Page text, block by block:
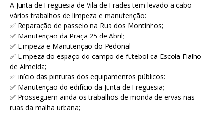
A Junta de Freguesia de Vila de Frades tem levado a cabo
vários trabalhos de limpeza e manutenção:
✅ Reparação de passeio na Rua dos Montinhos;
✅ Manutenção da Praça 25 de Abril;
✅ Limpeza e Manutenção do Pedonal;
✅ Limpeza do espaço do campo de futebol da Escola Fialho
de Almeida;
✅ Início das pinturas dos equipamentos públicos:
✅ Manutenção do edifício da Junta de Freguesia;
✅ Prosseguem ainda os trabalhos de monda de ervas nas
ruas da malha urbana;